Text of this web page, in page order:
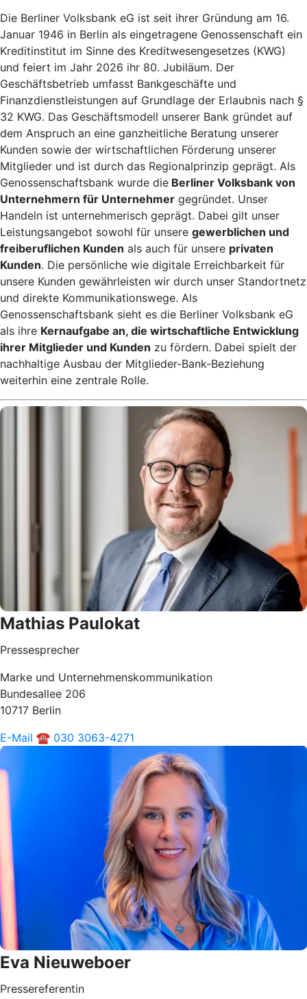
Die Berliner Volksbank eG ist seit ihrer Gründung am 16.
Januar 1946 in Berlin als eingetragene Genossenschaft ein
Kreditinstitut im Sinne des Kreditwesengesetzes (KWG)
und feiert im Jahr 2026 ihr 80. Jubiläum. Der
Geschäftsbetrieb umfasst Bankgeschäfte und
Finanzdienstleistungen auf Grundlage der Erlaubnis nach §
32 KWG. Das Geschäftsmodell unserer Bank gründet auf
dem Anspruch an eine ganzheitliche Beratung unserer
Kunden sowie der wirtschaftlichen Förderung unserer
Mitglieder und ist durch das Regionalprinzip geprägt. Als
Genossenschaftsbank wurde die Berliner Volksbank von
Unternehmern für Unternehmer gegründet. Unser
Handeln ist unternehmerisch geprägt. Dabei gilt unser
Leistungsangebot sowohl für unsere gewerblichen und
freiberuflichen Kunden als auch für unsere privaten
Kunden. Die persönliche wie digitale Erreichbarkeit für
unsere Kunden gewährleisten wir durch unser Standortnetz
und direkte Kommunikationswege. Als
Genossenschaftsbank sieht es die Berliner Volksbank eG
als ihre Kernaufgabe an, die wirtschaftliche Entwicklung
ihrer Mitglieder und Kunden zu fördern. Dabei spielt der
nachhaltige Ausbau der Mitglieder-Bank-Beziehung
weiterhin eine zentrale Rolle.
Mathias Paulokat
Pressesprecher
Marke und Unternehmenskommunikation
Bundesallee 206
10717 Berlin
E-Mail ☎ 030 3063-4271
Eva Nieuweboer
Pressereferentin